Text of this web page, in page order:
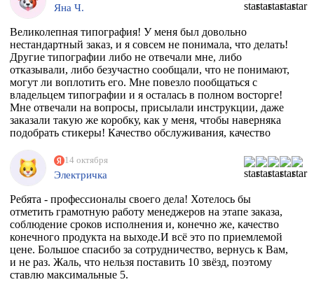
Яна Ч.
Великолепная типография! У меня был довольно
нестандартный заказ, и я совсем не понимала, что делать!
Другие типографии либо не отвечали мне, либо
отказывали, либо безучастно сообщали, что не понимают,
могут ли воплотить его. Мне повезло пообщаться с
владельцем типографии и я осталась в полном восторге!
Мне отвечали на вопросы, присылали инструкции, даже
заказали такую же коробку, как у меня, чтобы наверняка
подобрать стикеры! Качество обслуживания, качество
14 октября
Электричка
Ребята - профессионалы своего дела! Хотелось бы
отметить грамотную работу менеджеров на этапе заказа,
соблюдение сроков исполнения и, конечно же, качество
конечного продукта на выходе.И всё это по приемлемой
цене. Большое спасибо за сотрудничество, вернусь к Вам,
и не раз. Жаль, что нельзя поставить 10 звёзд, поэтому
ставлю максимальные 5.